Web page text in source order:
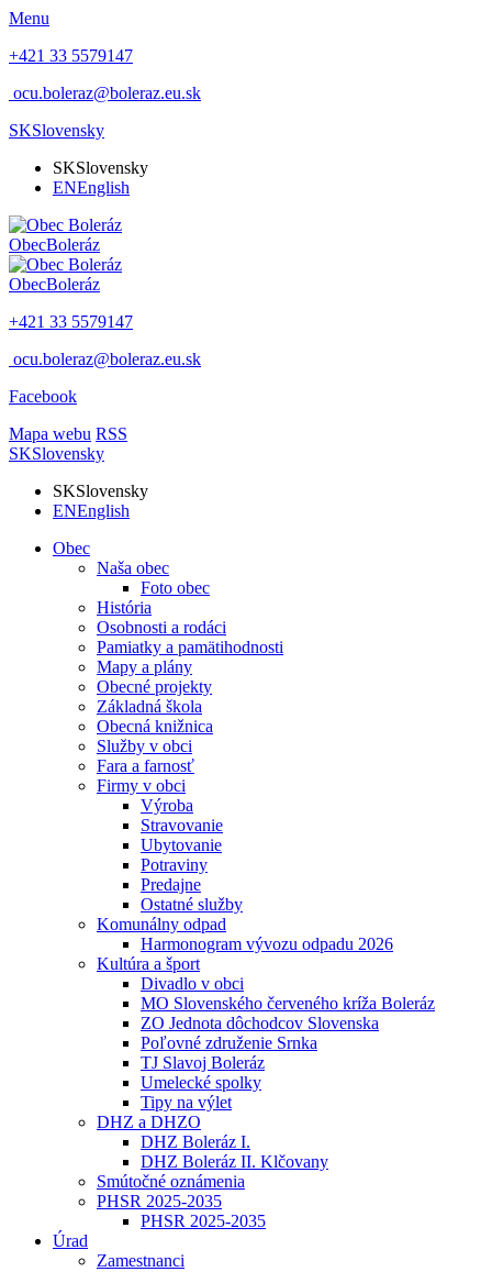
Menu
+421 33 5579147
ocu.boleraz@boleraz.eu.sk
SKSlovensky
SKSlovensky
ENEnglish
ObecBoleráz
ObecBoleráz
+421 33 5579147
ocu.boleraz@boleraz.eu.sk
Facebook
Mapa webu RSS
SKSlovensky
SKSlovensky
ENEnglish
Obec
Naša obec
Foto obec
História
Osobnosti a rodáci
Pamiatky a pamätihodnosti
Mapy a plány
Obecné projekty
Základná škola
Obecná knižnica
Služby v obci
Fara a farnosť
Firmy v obci
Výroba
Stravovanie
Ubytovanie
Potraviny
Predajne
Ostatné služby
Komunálny odpad
Harmonogram vývozu odpadu 2026
Kultúra a šport
Divadlo v obci
MO Slovenského červeného kríža Boleráz
ZO Jednota dôchodcov Slovenska
Poľovné združenie Srnka
TJ Slavoj Boleráz
Umelecké spolky
Tipy na výlet
DHZ a DHZO
DHZ Boleráz I.
DHZ Boleráz II. Klčovany
Smútočné oznámenia
PHSR 2025-2035
PHSR 2025-2035
Úrad
Zamestnanci